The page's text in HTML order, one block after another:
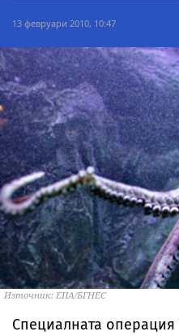
13 февруари 2010, 10:47
Източник: ЕПА/БГНЕС
Специалната